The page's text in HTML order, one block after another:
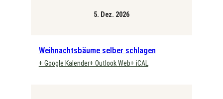
5. Dez. 2026
Weihnachtsbäume selber schlagen
+ Google Kalender+ Outlook Web+ iCAL